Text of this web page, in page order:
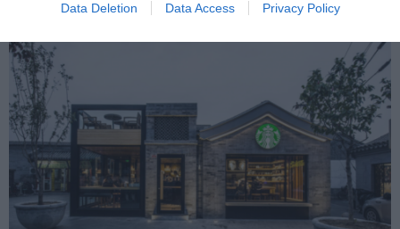
Data Deletion Data Access Privacy Policy
και τον Χρόνο.